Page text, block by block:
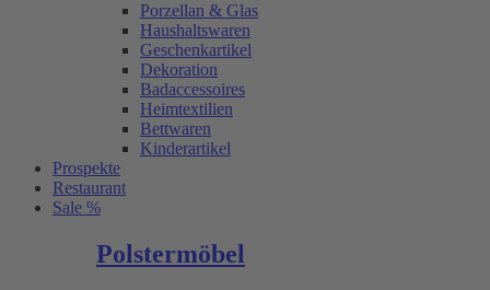
Porzellan & Glas
Haushaltswaren
Geschenkartikel
Dekoration
Badaccessoires
Heimtextilien
Bettwaren
Kinderartikel
Prospekte
Restaurant
Sale %
Polstermöbel